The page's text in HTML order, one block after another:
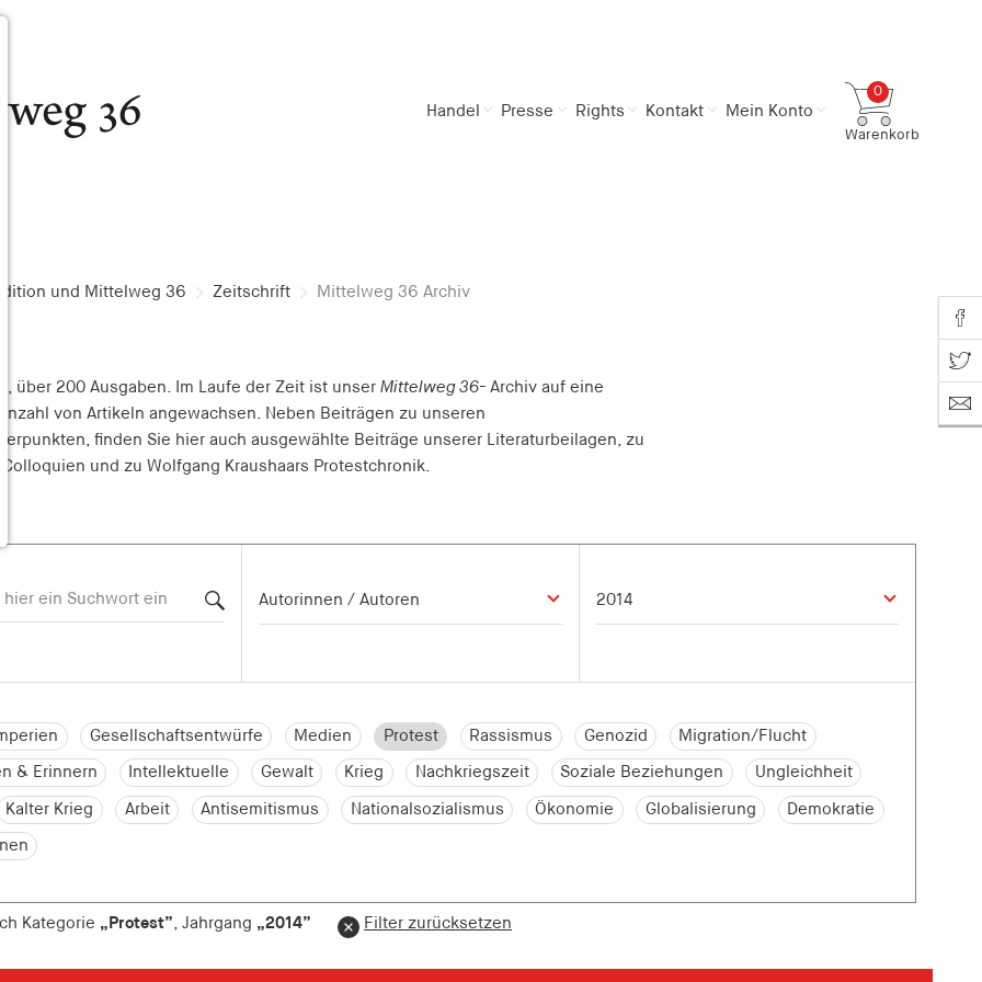
Handel Presse Rights Kontakt Mein Konto
0
Warenkorb
und Mittelweg 36 Zeitschrift Mittelweg 36 Archiv
über 200 Ausgaben. Im Laufe der Zeit ist unser Mittelweg 36- Archiv auf eine
von Artikeln angewachsen. Neben Beiträgen zu unseren
finden Sie hier auch ausgewählte Beiträge unserer Literaturbeilagen, zu
Colloquien und zu Wolfgang Kraushaars Protestchronik.
Gesellschaftsentwürfe Medien Protest Rassismus Genozid Migration/Flucht
& Erinnern Intellektuelle Gewalt Krieg Nachkriegszeit Soziale Beziehungen Ungleichheit
Kalter Krieg Arbeit Antisemitismus Nationalsozialismus Ökonomie Globalisierung Demokratie
Kategorie „Protest”, Jahrgang „2014” Filter zurücksetzen
Share
Share on